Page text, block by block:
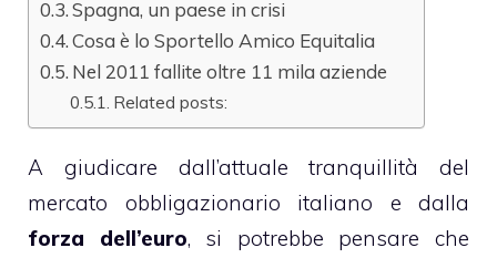
Spagna, un paese in crisi
Cosa è lo Sportello Amico Equitalia
Nel 2011 fallite oltre 11 mila aziende
Related posts:
A giudicare dall’attuale tranquillità del
mercato obbligazionario italiano e dalla
forza dell’euro, si potrebbe pensare che